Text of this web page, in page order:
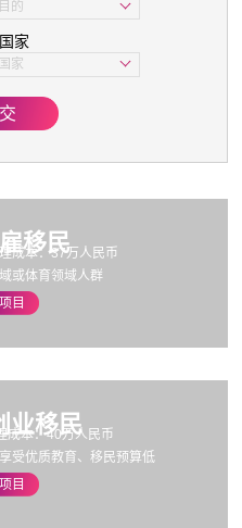
的
育
家
家
移民
成本：37万人民币
或体育领域人群
目
业移民
成本：40万人民币
受优质教育、移民预算低
目